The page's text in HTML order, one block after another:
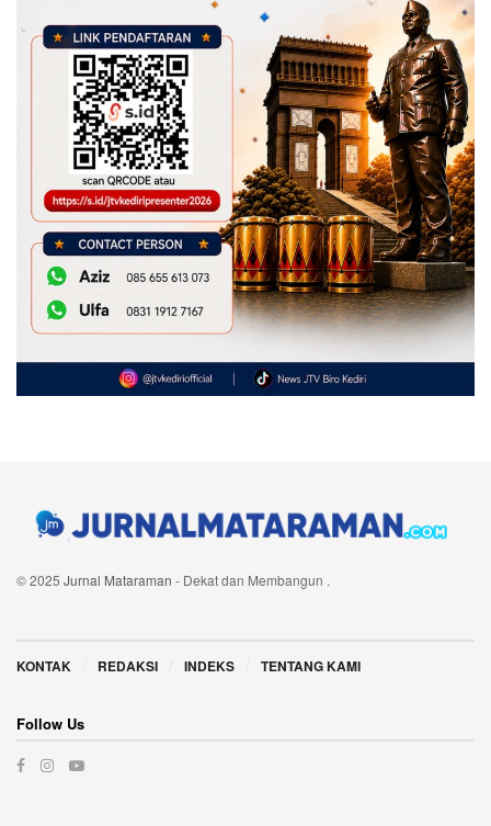
© 2025 Jurnal Mataraman - Dekat dan Membangun .
KONTAK REDAKSI INDEKS TENTANG KAMI
Follow Us